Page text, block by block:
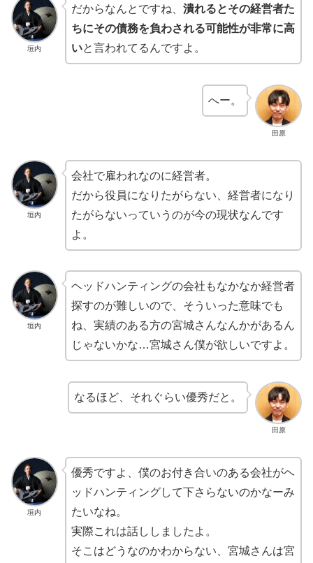
垣内
だからなんとですね、 潰れるとその経営者た
ちにその債務を負わされる可能性が非常に高
いと言われてるんですよ。
田原
へー。
垣内
会社で雇われなのに経営者。
だから役員になりたがらない、経営者になり
たがらないっていうのが今の現状なんです
よ。
垣内
ヘッドハンティングの会社もなかなか経営者
探すのが難しいので、そういった意味でも
ね、実績のある方の宮城さんなんかがあるん
じゃないかな…宮城さん僕が欲しいですよ。
田原
なるほど、それぐらい優秀だと。
垣内
優秀ですよ、僕のお付き合いのある会社がヘ
ッドハンティングして下さらないのかなーみ
たいなね。
実際これは話ししましたよ。
そこはどうなのかわからない、宮城さんは宮